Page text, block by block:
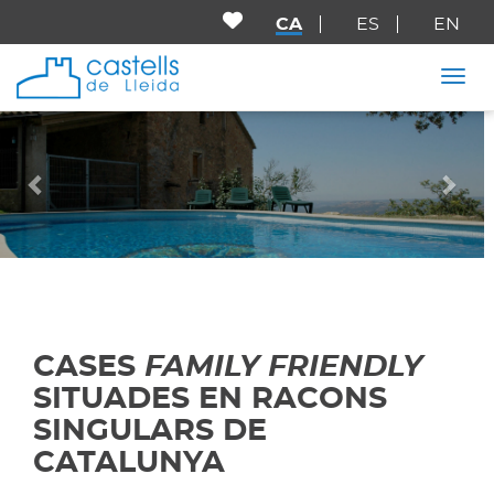
Anterior
CASES FAMILY FRIENDLY
SITUADES EN RACONS
SINGULARS DE
CATALUNYA
CA ES EN